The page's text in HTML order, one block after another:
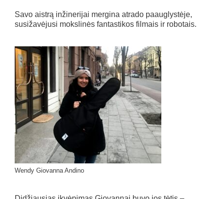
Savo aistrą inžinerijai mergina atrado paauglystėje,
susižavėjusi mokslinės fantastikos filmais ir robotais.
Wendy Giovanna Andino